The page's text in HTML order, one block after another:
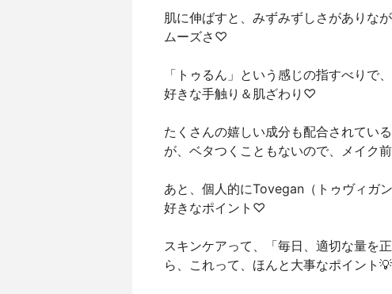
肌に伸ばすと、みずみずしさがありな
ムーズさ♡
「トゥるん」という感じの指すべりで
好きな手触り＆肌ざわり♡
たくさんの嬉しい成分も配合されてい
が、ベタつくこともないので、メイク
あと、個人的にTovegan（トゥヴィガ
好きなポイント♡
スキンケアって、「毎日、適切な量を
ら、これって、ほんと大事なポイント💡